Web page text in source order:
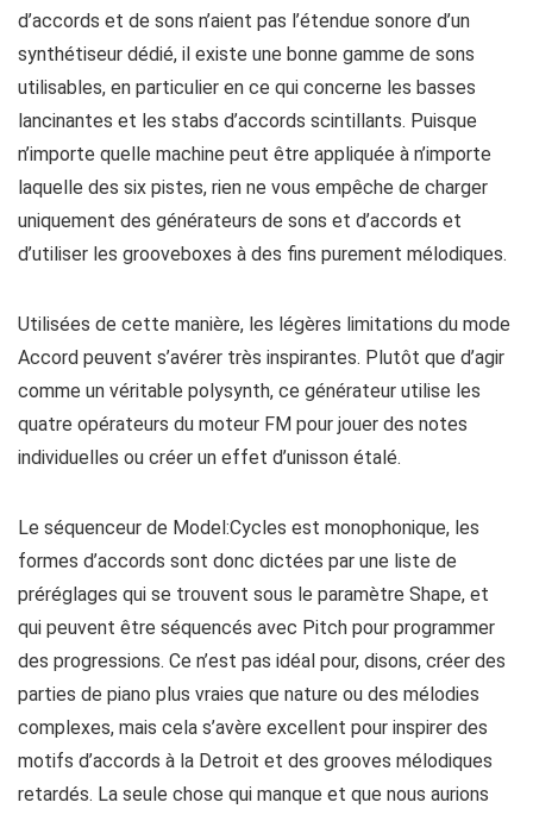
d’accords et de sons n’aient pas l’étendue sonore d’un
synthétiseur dédié, il existe une bonne gamme de sons
utilisables, en particulier en ce qui concerne les basses
lancinantes et les stabs d’accords scintillants. Puisque
n’importe quelle machine peut être appliquée à n’importe
laquelle des six pistes, rien ne vous empêche de charger
uniquement des générateurs de sons et d’accords et
d’utiliser les grooveboxes à des fins purement mélodiques.
Utilisées de cette manière, les légères limitations du mode
Accord peuvent s’avérer très inspirantes. Plutôt que d’agir
comme un véritable polysynth, ce générateur utilise les
quatre opérateurs du moteur FM pour jouer des notes
individuelles ou créer un effet d’unisson étalé.
Le séquenceur de Model:Cycles est monophonique, les
formes d’accords sont donc dictées par une liste de
préréglages qui se trouvent sous le paramètre Shape, et
qui peuvent être séquencés avec Pitch pour programmer
des progressions. Ce n’est pas idéal pour, disons, créer des
parties de piano plus vraies que nature ou des mélodies
complexes, mais cela s’avère excellent pour inspirer des
motifs d’accords à la Detroit et des grooves mélodiques
retardés. La seule chose qui manque et que nous aurions